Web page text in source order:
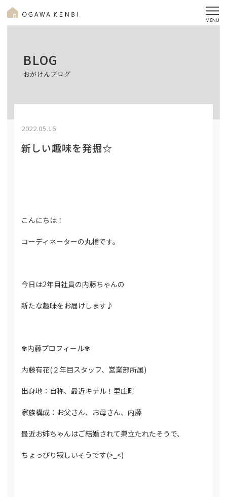
BLOG
おがけんブログ
2022.05.16
新しい趣味を発掘☆
こんにちは！
コーディネーターの丸橋です。
今日は2年目社員の内藤ちゃんの
新たな趣味をお届けします♪
✾内藤プロフィール✾
内藤有花(２年目スタッフ、営業部所属)
出身地：自称、最近キテル！里庄町
家族構成：お父さん、お母さん、内藤
最近お姉ちゃんはご結婚されて巣立たれたそうで、
ちょっぴり寂しいそうです(>_<)